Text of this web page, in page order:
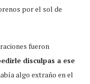
por el sol de
fueron
disculpas a ese
algo extraño en el